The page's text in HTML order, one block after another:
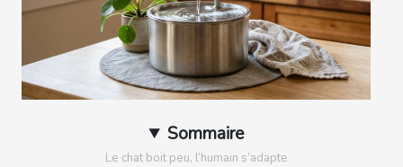
Sommaire
Le chat boit peu, l’humain s’adapte